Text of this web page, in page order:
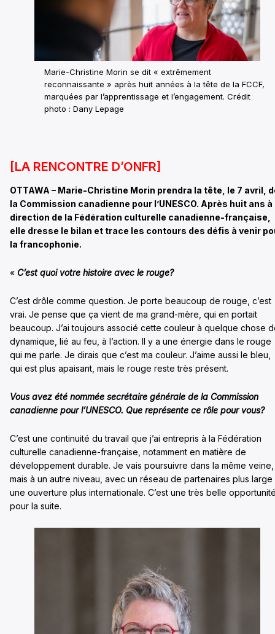
Marie-Christine Morin se dit « extrêmement
reconnaissante » après huit années à la tête de la FCCF,
marquées par l’apprentissage et l’engagement. Crédit
photo : Dany Lepage
[LA RENCONTRE D’ONFR]
OTTAWA – Marie-Christine Morin prendra la tête, le 7 avril,
la Commission canadienne pour l’UNESCO. Après huit ans à
direction de la Fédération culturelle canadienne-française,
elle dresse le bilan et trace les contours des défis à venir
la francophonie.
« C’est quoi votre histoire avec le rouge?
C’est drôle comme question. Je porte beaucoup de rouge, c’est
vrai. Je pense que ça vient de ma grand-mère, qui en portait
beaucoup. J’ai toujours associé cette couleur à quelque chose
dynamique, lié au feu, à l’action. Il y a une énergie dans le rouge
qui me parle. Je dirais que c’est ma couleur. J’aime aussi le bleu,
qui est plus apaisant, mais le rouge reste très présent.
Vous avez été nommée secrétaire générale de la Commission
canadienne pour l’UNESCO. Que représente ce rôle pour vous?
C’est une continuité du travail que j’ai entrepris à la Fédération
culturelle canadienne-française, notamment en matière de
développement durable. Je vais poursuivre dans la même veine,
mais à un autre niveau, avec un réseau de partenaires plus large
une ouverture plus internationale. C’est une très belle
pour la suite.